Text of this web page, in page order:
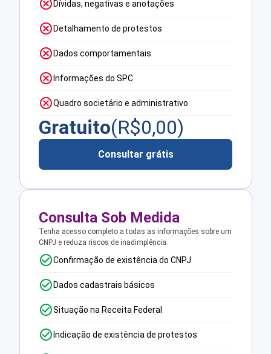
Dívidas, negativas e anotações
Detalhamento de protestos
Dados comportamentais
Informações do SPC
Quadro societário e administrativo
Gratuito(R$0,00)
Consultar grátis
Consulta Sob Medida
Tenha acesso completo a todas as informações sobre um
CNPJ e reduza riscos de inadimplência.
Confirmação de existência do CNPJ
Dados cadastrais básicos
Situação na Receita Federal
Indicação de existência de protestos